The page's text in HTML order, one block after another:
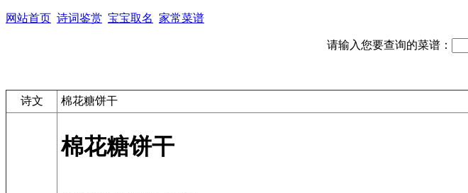
网站首页 诗词鉴赏 宝宝取名 家常菜谱
请输入您要查询的菜谱：
诗文 棉花糖饼干
棉花糖饼干